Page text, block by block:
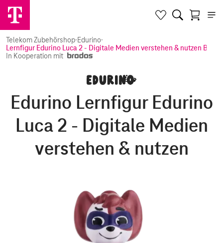
Telekom Zubehörshop·Edurino·
Lernfigur Edurino Luca 2 - Digitale Medien verstehen & nutzen Bunt
In Kooperation mit
Edurino Lernfigur Edurino
Luca 2 - Digitale Medien
verstehen & nutzen